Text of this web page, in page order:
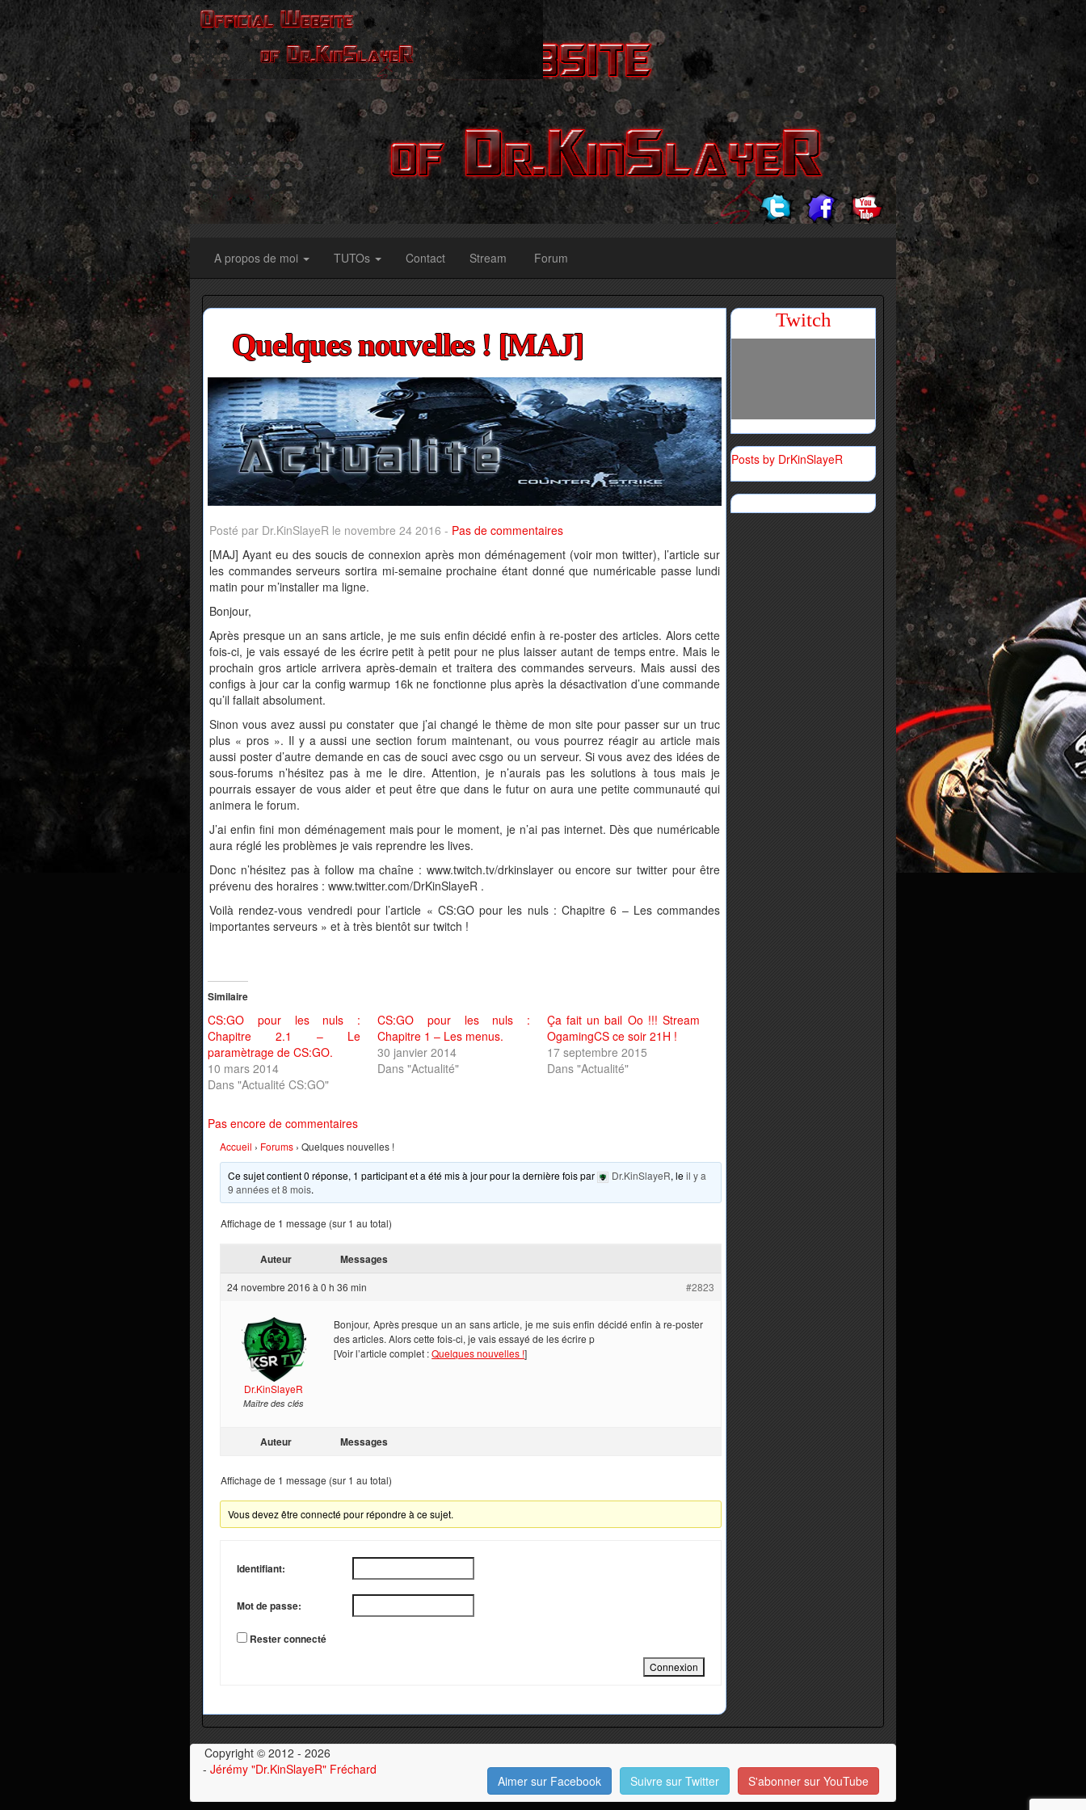
A propos de moi TUTOs Contact Stream Forum
Quelques nouvelles ! [MAJ]
Posté par Dr.KinSlayeR le novembre 24 2016 - Pas de commentaires
[MAJ] Ayant eu des soucis de connexion après mon déménagement (voir mon twitter), l’article sur
les commandes serveurs sortira mi-semaine prochaine étant donné que numéricable passe lundi
matin pour m’installer ma ligne.
Bonjour,
Après presque un an sans article, je me suis enfin décidé enfin à re-poster des articles. Alors cette
fois-ci, je vais essayé de les écrire petit à petit pour ne plus laisser autant de temps entre. Mais le
prochain gros article arrivera après-demain et traitera des commandes serveurs. Mais aussi des
configs à jour car la config warmup 16k ne fonctionne plus après la désactivation d’une commande
qu’il fallait absolument.
Sinon vous avez aussi pu constater que j’ai changé le thème de mon site pour passer sur un truc
plus « pros ». Il y a aussi une section forum maintenant, ou vous pourrez réagir au article mais
aussi poster d’autre demande en cas de souci avec csgo ou un serveur. Si vous avez des idées de
sous-forums n’hésitez pas à me le dire. Attention, je n’aurais pas les solutions à tous mais je
pourrais essayer de vous aider et peut être que dans le futur on aura une petite communauté qui
animera le forum.
J’ai enfin fini mon déménagement mais pour le moment, je n’ai pas internet. Dès que numéricable
aura réglé les problèmes je vais reprendre les lives.
Donc n’hésitez pas à follow ma chaîne : www.twitch.tv/drkinslayer ou encore sur twitter pour être
prévenu des horaires : www.twitter.com/DrKinSlayeR .
Voilà rendez-vous vendredi pour l’article « CS:GO pour les nuls : Chapitre 6 – Les commandes
importantes serveurs » et à très bientôt sur twitch !
Similaire
CS:GO pour les nuls :
Chapitre 2.1 – Le
paramètrage de CS:GO.
10 mars 2014
Dans "Actualité CS:GO"
CS:GO pour les nuls :
Chapitre 1 – Les menus.
30 janvier 2014
Dans "Actualité"
Ça fait un bail Oo !!! Stream
OgamingCS ce soir 21H !
17 septembre 2015
Dans "Actualité"
Pas encore de commentaires
Accueil › Forums › Quelques nouvelles !
Ce sujet contient 0 réponse, 1 participant et a été mis à jour pour la dernière fois par Dr.KinSlayeR, leil y a
9 années et 8 mois.
Affichage de 1 message (sur 1 au total)
Auteur Messages
24 novembre 2016 à 0 h 36 min #2823
Dr.KinSlayeR
Maître des clés
Bonjour, Après presque un an sans article, je me suis enfin décidé enfin à re-poster
des articles. Alors cette fois-ci, je vais essayé de les écrire p
[Voir l’article complet :Quelques nouvelles !]
Auteur Messages
Affichage de 1 message (sur 1 au total)
Vous devez être connecté pour répondre à ce sujet.
Identifiant:
Mot de passe:
Rester connecté
Connexion
Twitch
Posts by DrKinSlayeR
Copyright © 2012 - 2026
-Jérémy "Dr.KinSlayeR" Fréchard
S'abonner sur YouTube
Suivre sur Twitter
Aimer sur Facebook